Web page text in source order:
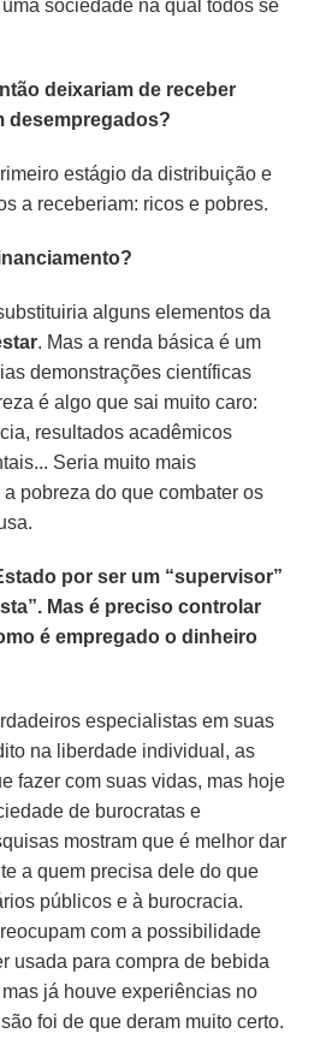
sociedade na qual todos se
deixariam de receber
desempregados?
estágio da distribuição e
a receberiam: ricos e pobres.
alguns elementos da
. Mas a renda básica é um
demonstrações científicas
é algo que sai muito caro:
resultados acadêmicos
Seria muito mais
pobreza do que combater os
por ser um “supervisor”
Mas é preciso controlar
é empregado o dinheiro
especialistas em suas
na liberdade individual, as
fazer com suas vidas, mas hoje
de burocratas e
mostram que é melhor dar
a quem precisa dele do que
públicos e à burocracia.
com a possibilidade
usada para compra de bebida
já houve experiências no
foi de que deram muito certo.